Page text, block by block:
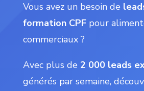
Vous avez un besoin de
formation CPFpour
commerciaux ?
Avec plus de 2 000 leads
générés par semaine,